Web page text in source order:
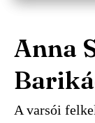
Anna
A varsói